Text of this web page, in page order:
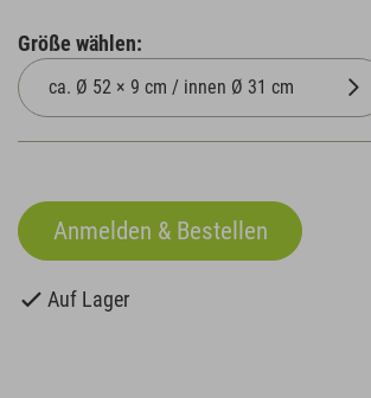
Größe wählen:
Auf Lager